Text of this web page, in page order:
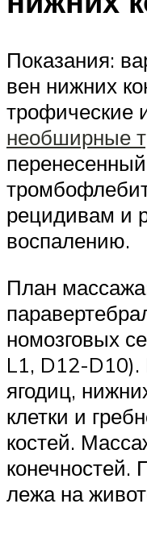
Показания:
вен нижних
трофические
необширные
рецидивам и
воспалению.
План
номозговых
L1, D12-
ягодиц,
клетки и
костей.
конечностей.
лежа на